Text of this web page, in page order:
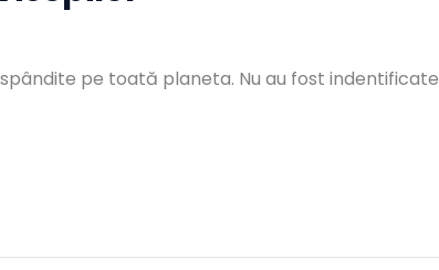
pe toată planeta. Nu au fost indentificate